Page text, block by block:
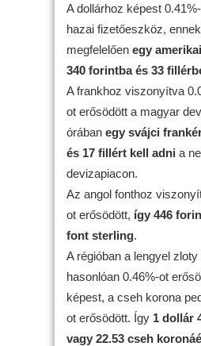
A dollárhoz képest
hazai fizetőeszköz, ennek
megfelelően egy
340 forintba és 33
A frankhoz viszonyítva
ot erősödött a magyar
órában egy svájci
és 17 fillért kell adni a
devizapiacon.
Az angol fonthoz
ot erősödött, így 446
font sterling.
A régióban a lengyel zloty
hasonlóan 0.46%-ot
képest, a cseh korona
ot erősödött. Így 1 dollár
vagy 22.53 cseh